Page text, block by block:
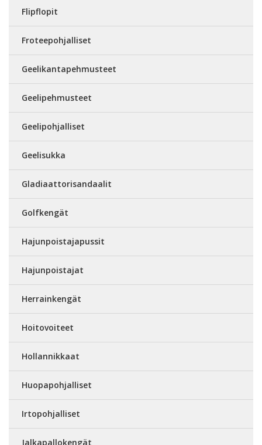
Flipflopit
Froteepohjalliset
Geelikantapehmusteet
Geelipehmusteet
Geelipohjalliset
Geelisukka
Gladiaattorisandaalit
Golfkengät
Hajunpoistajapussit
Hajunpoistajat
Herrainkengät
Hoitovoiteet
Hollannikkaat
Huopapohjalliset
Irtopohjalliset
Jalkapallokengät